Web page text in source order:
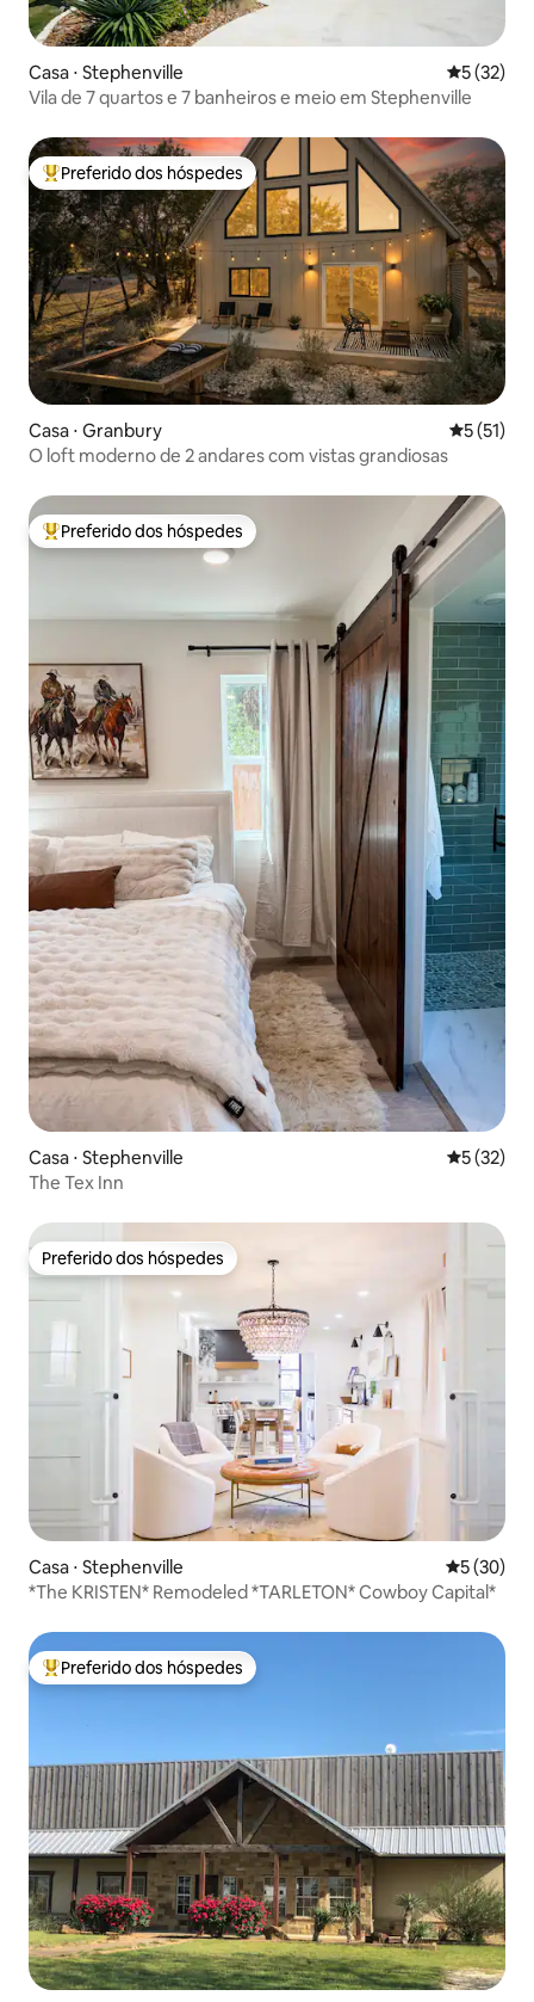
Casa ⋅ Stephenville 5 de uma
5 (32)
Vila de 7 quartos e 7 banheiros e meio em Stephenville
Entre os melhores preferidos dos hóspedes
Preferido dos hóspedes
Casa ⋅ Granbury 5 de uma
5 (51)
O loft moderno de 2 andares com vistas grandiosas
Entre os melhores preferidos dos hóspedes
Preferido dos hóspedes
Casa ⋅ Stephenville 5 de uma
5 (32)
The Tex Inn
Preferido dos hóspedes
Preferido dos hóspedes
Casa ⋅ Stephenville 5 de uma
5 (30)
*The KRISTEN* Remodeled *TARLETON* Cowboy Capital*
Entre os melhores preferidos dos hóspedes
Preferido dos hóspedes